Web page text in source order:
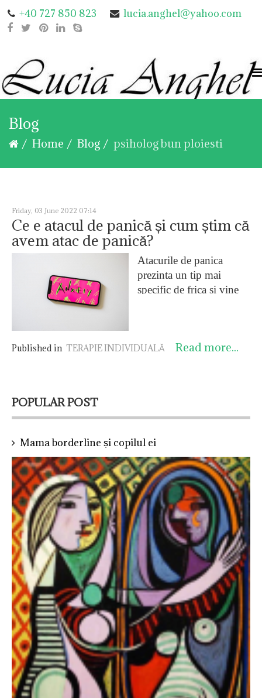
+40 727 850 823 lucia.anghel@yahoo.com
Blog
Home Blog psiholog bun ploiesti
Friday, 03 June 2022 07:14
Ce e atacul de panică și cum știm că
avem atac de panică?
Atacurile de panica
prezinta un tip mai
specific de frica și vine
frecvent atacuri de panica
ca și cum l-ar aștepta.
Astfel, comportamentul
”fricos” și va evita sa
frecventeze, de exemplu,
locuri sau zone
necunoscute, efortul
fizic, o vizita, etc.
Published in TERAPIE INDIVIDUALĂ Read more...
POPULAR POST
Mama borderline și copilul ei